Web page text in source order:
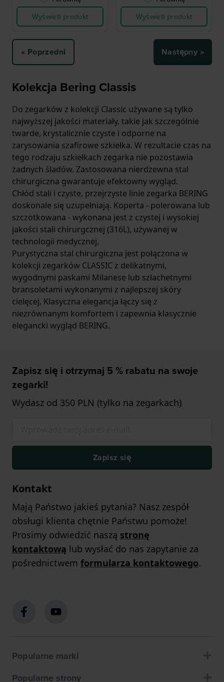
Wyświetl produkt
Wyświetl produkt
« Poprzedni Następny »
Kolekcja Bering Classis
Do zegarków z kolekcji Classic używane są tylko
najwyższej jakości materiały, takie jak szczególnie
twarde, krystalicznie czyste i odporne na
zarysowania szafirowe szkiełka. W rezultacie czas na
tego rodzaju szkiełkach zegarka nie pozostawia
żadnych śladów. Zastosowana nierdzewna stal
chirurgiczna gwarantuje efektowny wygląd.
Chłód stali i czyste, przejrzyste linie zegarka BERING
doskonale się uzupełniają. Koperta - polerowana lub
szczotkowana - wykonana jest z czystej i wysokiej
jakości stali chirurgcznej (316L), używanej w
technologii medycznej.
Purystyczna stal chirurgiczna jest połączona w
kolekcji zegarków CLASSIC z delikatnymi,
wygodnymi paskami Milanese lub szlachetnymi
bransoletami wykonanymi z najlepszej skóry
cielęcej. Klasyczna elegancja łączy się z
niezrównanym komfortem i zapewnia klasycznie
elegancki wygląd BERING.
Zapisz się i otrzymaj 5 % rabatu na swoje
zegarki!
Wydasz od 350 PLN (tylko na zegarkach)
Zapisz się
Kontakt
Mają Państwo jakieś pytania? Nasz zespół
obsługi klienta chętnie Państwu pomoże!
Prosimy odwiedzić naszą stronę
kontaktową lub wysłać do nas zapytanie za
pośrednictwem formularza kontaktowego.
Popularne marki
Popularne strony